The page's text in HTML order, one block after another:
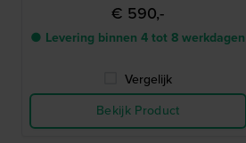
€ 590,-
● Levering binnen 4 tot 8 werkdagen
Vergelijk
Bekijk Product